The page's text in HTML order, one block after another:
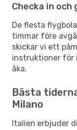
Checka in och
De flesta
timmar före
skickar vi ett
instruktioner för
åka.
Bästa
Milano
Italien erbjuder